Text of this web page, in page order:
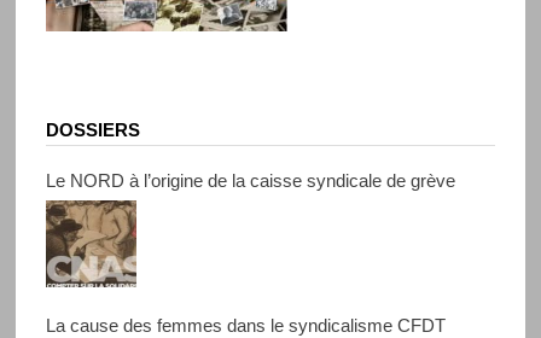
DOSSIERS
Le NORD à l’origine de la caisse syndicale de grève
La cause des femmes dans le syndicalisme CFDT